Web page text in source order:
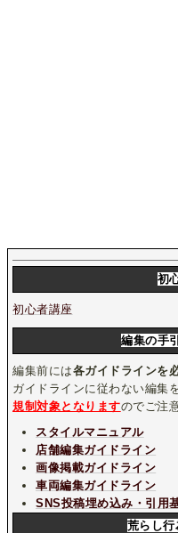
初
初心者講座
編集の手
編集前には各ガイドラインを
ガイドラインに従わない編集
規制対象となりますのでご注
スタイルマニュアル
店舗編集ガイドライン
画像掲載ガイドライン
車両編集ガイドライン
SNS投稿埋め込み・引用
荒らし